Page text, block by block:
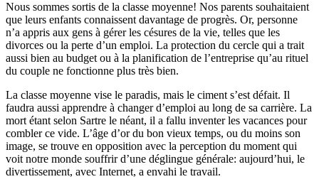
Nous sommes sortis de la classe moyenne! Nos parents souhaitaient
que leurs enfants connaissent davantage de progrès. Or, personne
n’a appris aux gens à gérer les césures de la vie, telles que les
divorces ou la perte d’un emploi. La protection du cercle qui a trait
aussi bien au budget ou à la planification de l’entreprise qu’au rituel
du couple ne fonctionne plus très bien.
La classe moyenne vise le paradis, mais le ciment s’est défait. Il
faudra aussi apprendre à changer d’emploi au long de sa carrière. La
mort étant selon Sartre le néant, il a fallu inventer les vacances pour
combler ce vide. L’âge d’or du bon vieux temps, ou du moins son
image, se trouve en opposition avec la perception du moment qui
voit notre monde souffrir d’une déglingue générale: aujourd’hui, le
divertissement, avec Internet, a envahi le travail.